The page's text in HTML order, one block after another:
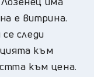
е витрина.
следи
към
към цена.